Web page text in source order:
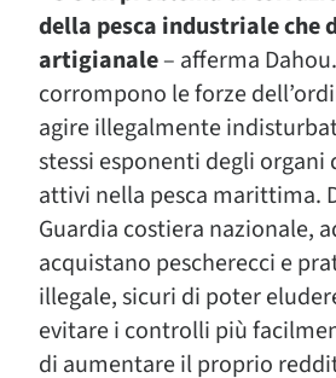
della pesca industriale che
artigianale– afferma
corrompono le forze
agire illegalmente
stessi esponenti degli
attivi nella pesca marittima.
Guardia costiera nazionale,
acquistano pescherecci e
illegale, sicuri di poter
evitare i controlli più
di aumentare il proprio